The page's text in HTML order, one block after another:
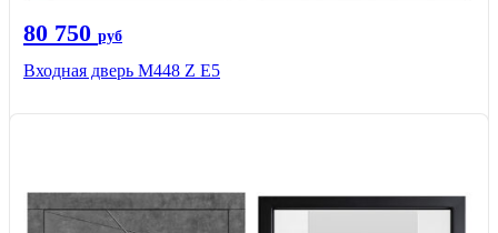
80 750 руб
Входная дверь М448 Z Е5